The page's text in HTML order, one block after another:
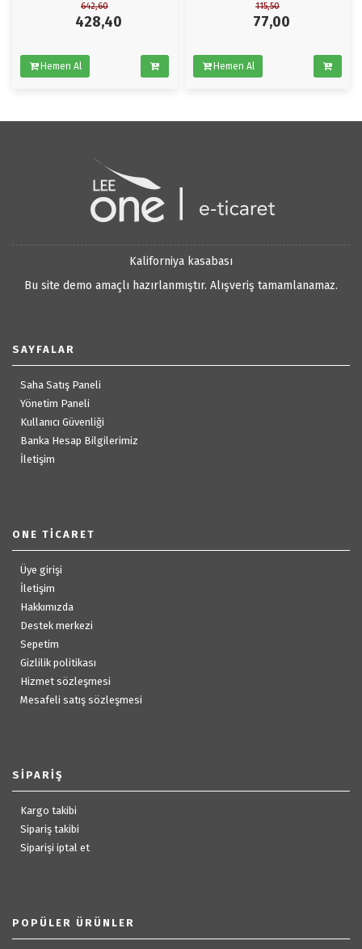
642,60
428,40
Hemen Al
115,50
77,00
Hemen Al
Kaliforniya kasabası
Bu site demo amaçlı hazırlanmıştır. Alışveriş tamamlanamaz.
SAYFALAR
Saha Satış Paneli
Yönetim Paneli
Kullanıcı Güvenliği
Banka Hesap Bilgilerimiz
İletişim
ONE TICARET
Üye girişi
İletişim
Hakkımızda
Destek merkezi
Sepetim
Gizlilik politikası
Hizmet sözleşmesi
Mesafeli satış sözleşmesi
SIPARIŞ
Kargo takibi
Sipariş takibi
Siparişi iptal et
POPÜLER ÜRÜNLER